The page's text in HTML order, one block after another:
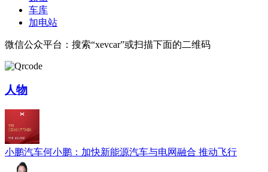
车库
加电站
微信公众平台：搜索“xevcar”或扫描下面的二维码
人物
小鹏汽车何小鹏：加快新能源汽车与电网融合 推动飞行